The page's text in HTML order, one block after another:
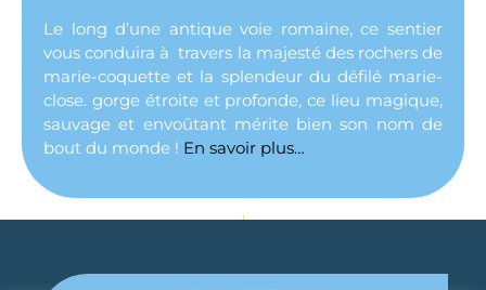
Le long d’une antique voie romaine, ce sentier
vous conduira à travers la majesté des rochers de
marie-coquette et la splendeur du défilé marie-
close. gorge étroite et profonde, ce lieu magique,
sauvage et envoûtant mérite bien son nom de
bout du monde ! En savoir plus…